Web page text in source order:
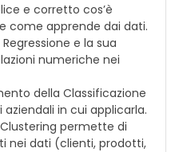
e corretto cos’è
come apprende dai dati.
e la sua
numeriche nei
della Classificazione
in cui applicarla.
permette di
nei dati (clienti, prodotti,